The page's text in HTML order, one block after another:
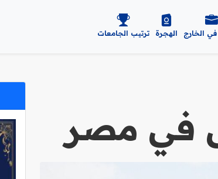
الخارج الهجرة ترتيب الجامعات
في مصر